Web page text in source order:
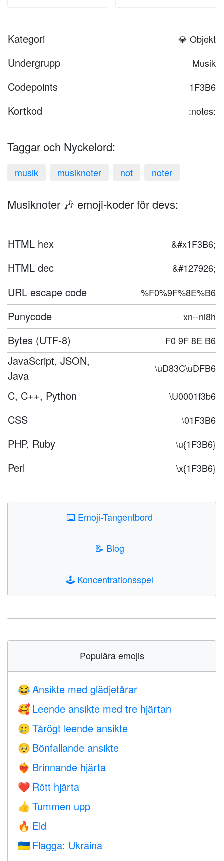
Kategori 💎 Objekt
Undergrupp Musik
Codepoints 1F3B6
Kortkod :notes:
Taggar och Nyckelord:
musik musiknoter not noter
Musiknoter 🎶 emoji-koder för devs:
HTML hex &#x1F3B6;
HTML dec &#127926;
URL escape code %F0%9F%8E%B6
Punycode xn--nl8h
Bytes (UTF-8) F0 9F 8E B6
JavaScript, JSON,
Java
\uD83C\uDFB6
C, C++, Python \U0001f3b6
CSS \01F3B6
PHP, Ruby \u{1F3B6}
Perl \x{1F3B6}
⌨️ Emoji-Tangentbord
📝 Blog
🕹️ Koncentrationsspel
Populära emojis
😂 Ansikte med glädjetårar
🥰 Leende ansikte med tre hjärtan
🥲 Tårögt leende ansikte
🥺 Bönfallande ansikte
❤️‍🔥 Brinnande hjärta
❤️ Rött hjärta
👍 Tummen upp
🔥 Eld
🇺🇦 Flagga: Ukraina